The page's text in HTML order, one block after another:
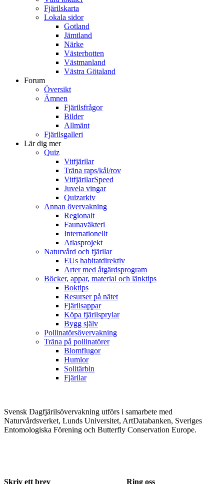
Fjärilskarta
Lokala sidor
Gotland
Jämtland
Närke
Västerbotten
Västmanland
Västra Götaland
Forum
Översikt
Ämnen
Fjärilsfrågor
Bilder
Allmänt
Fjärilsgalleri
Lär dig mer
Quiz
Vitfjärilar
Träna raps/kål/rov
VitfjärilarSpeed
Juvela vingar
Quizarkiv
Annan övervakning
Regionalt
Faunaväkteri
Internationellt
Atlasprojekt
Naturvård och fjärilar
EUs habitatdirektiv
Arter med åtgärdsprogram
Böcker, appar, material och länktips
Boktips
Resurser på nätet
Fjärilsappar
Köpa fjärilsprylar
Bygg själv
Pollinatörsövervakning
Träna på pollinatörer
Blomflugor
Humlor
Solitärbin
Fjärilar
Svensk Dagfjärilsövervakning utförs i samarbete med
Naturvårdsverket, Lunds Universitet, ArtDatabanken, Sveriges
Entomologiska Förening och Butterfly Conservation Europe.
Skriv ett brev Ring oss